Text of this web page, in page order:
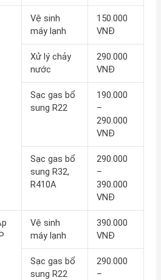
Vệ sinh
máy lạnh
150.000
VNĐ
Xử lý chảy
nước
290.000
VNĐ
Sạc gas bổ
sung R22
190.000
–
290.000
VNĐ
Sạc gas bổ
sung R32,
R410A
290.000
–
390.000
VNĐ
Vệ sinh
máy lạnh
390.000
VNĐ
Sạc gas bổ
sung R22
290.000
–